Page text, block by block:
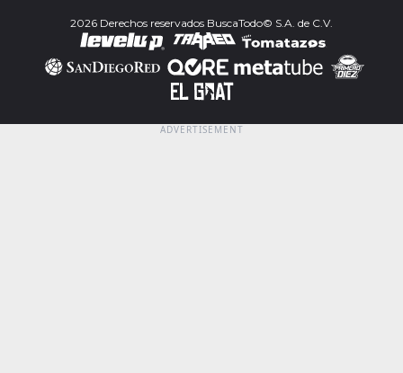
2026 Derechos reservados BuscaTodo© S.A. de C.V.